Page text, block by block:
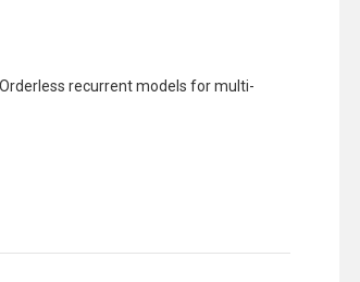
Orderless recurrent models for multi-